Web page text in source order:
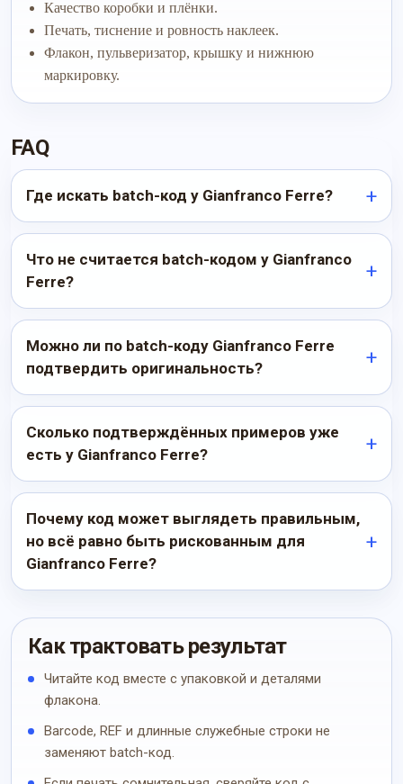
Качество коробки и плёнки.
Печать, тиснение и ровность наклеек.
Флакон, пульверизатор, крышку и нижнюю
маркировку.
FAQ
Где искать batch-код у Gianfranco Ferre?
Что не считается batch-кодом у Gianfranco
Ferre?
Можно ли по batch-коду Gianfranco Ferre
подтвердить оригинальность?
Сколько подтверждённых примеров уже
есть у Gianfranco Ferre?
Почему код может выглядеть правильным,
но всё равно быть рискованным для
Gianfranco Ferre?
Как трактовать результат
Читайте код вместе с упаковкой и деталями
флакона.
Barcode, REF и длинные служебные строки не
заменяют batch-код.